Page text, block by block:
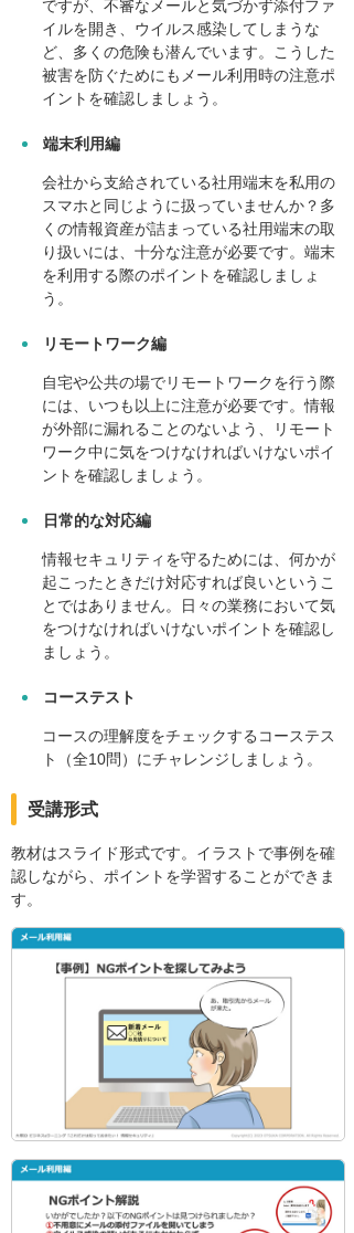
ですが、不審なメールと気づかず添付ファ
イルを開き、ウイルス感染してしまうな
ど、多くの危険も潜んでいます。こうした
被害を防ぐためにもメール利用時の注意ポ
イントを確認しましょう。
端末利用編
会社から支給されている社用端末を私用の
スマホと同じように扱っていませんか？多
くの情報資産が詰まっている社用端末の取
り扱いには、十分な注意が必要です。端末
を利用する際のポイントを確認しましょ
う。
リモートワーク編
自宅や公共の場でリモートワークを行う際
には、いつも以上に注意が必要です。情報
が外部に漏れることのないよう、リモート
ワーク中に気をつけなければいけないポイ
ントを確認しましょう。
日常的な対応編
情報セキュリティを守るためには、何かが
起こったときだけ対応すれば良いというこ
とではありません。日々の業務において気
をつけなければいけないポイントを確認し
ましょう。
コーステスト
コースの理解度をチェックするコーステス
ト（全10問）にチャレンジしましょう。
受講形式
教材はスライド形式です。イラストで事例を確
認しながら、ポイントを学習することができま
す。